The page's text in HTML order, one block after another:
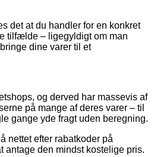
det at du handler for en konkret
tilfælde – ligegyldigt om man
dine varer til et
og derved har massevis af
på mange af deres varer – til
gange yde fragt uden beregning.
nettet efter rabatkoder på
antage den mindst kostelige pris.